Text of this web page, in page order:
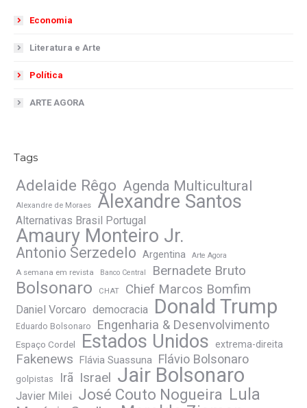
Economia
Literatura e Arte
Política
ARTE AGORA
Tags
Adelaide Rêgo Agenda Multicultural
Alexandre de Moraes Alexandre Santos
Alternativas Brasil Portugal
Amaury Monteiro Jr.
Antonio Serzedelo Argentina Arte Agora
A semana em revista Banco Central Bernadete Bruto
Bolsonaro CHAT Chief Marcos Bomfim
Daniel Vorcaro democracia Donald Trump
Eduardo Bolsonaro Engenharia & Desenvolvimento
Espaço Cordel Estados Unidos extrema-direita
Fakenews Flávia Suassuna Flávio Bolsonaro
golpistas Irã Israel Jair Bolsonaro
Javier Milei José Couto Nogueira Lula